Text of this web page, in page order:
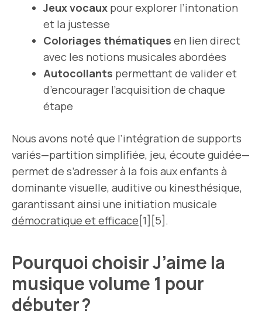
Jeux vocaux pour explorer l’intonation
et la justesse
Coloriages thématiques en lien direct
avec les notions musicales abordées
Autocollants permettant de valider et
d’encourager l’acquisition de chaque
étape
Nous avons noté que l’intégration de supports
variés—partition simplifiée, jeu, écoute guidée—
permet de s’adresser à la fois aux enfants à
dominante visuelle, auditive ou kinesthésique,
garantissant ainsi une initiation musicale
démocratique et efficace[1][5].
Pourquoi choisir J’aime la
musique volume 1 pour
débuter ?